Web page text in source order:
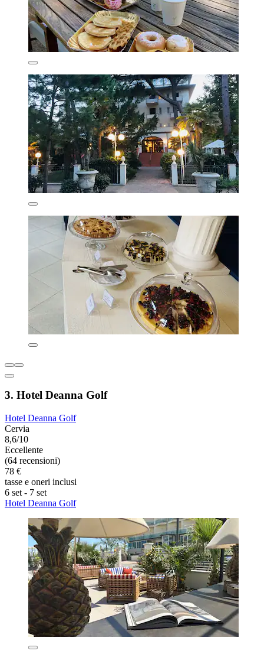
3. Hotel Deanna Golf
Hotel Deanna Golf
Cervia
8,6/10
Eccellente
(64 recensioni)
78 €
tasse e oneri inclusi
6 set - 7 set
Hotel Deanna Golf